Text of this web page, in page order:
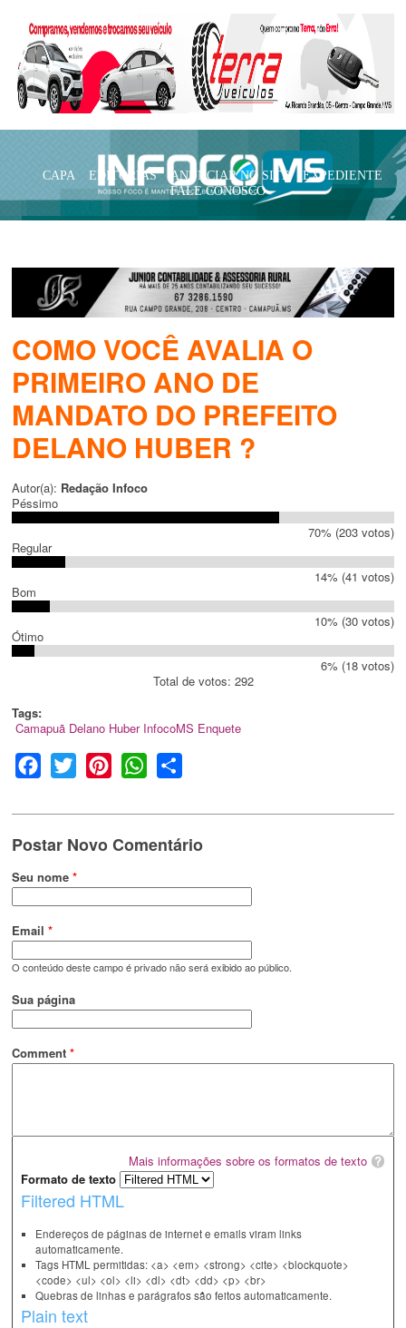
CAPA EDITORIAS ANUNCIAR NO SITE
EXPEDIENTE
FALE CONOSCO
COMO VOCÊ AVALIA O
PRIMEIRO ANO DE
MANDATO DO PREFEITO
DELANO HUBER ?
Autor(a): Redação Infoco
Péssimo
70% (203 votos)
Regular
14% (41 votos)
Bom
10% (30 votos)
Ótimo
6% (18 votos)
Total de votos: 292
Tags:
Camapuã Delano Huber InfocoMS Enquete
Facebook
Twitter PinterestWhatsApp
Postar Novo Comentário
Seu nome *
Email *
O conteúdo deste campo é privado não será exibido ao público.
Sua página
Comment *
Mais informações sobre os formatos de texto
Formato de texto
Filtered HTML
Endereços de páginas de internet e emails viram links
automaticamente.
Tags HTML permitidas: <a> <em> <strong> <cite> <blockquote>
<code> <ul> <ol> <li> <dl> <dt> <dd> <p> <br>
Quebras de linhas e parágrafos são feitos automaticamente.
Plain text